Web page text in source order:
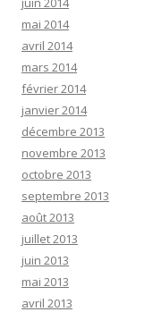
mai 2014
avril 2014
mars 2014
février 2014
janvier 2014
décembre 2013
novembre 2013
octobre 2013
septembre 2013
août 2013
juillet 2013
juin 2013
mai 2013
avril 2013